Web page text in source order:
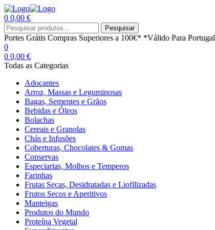
0 0,00 €
Menu
Procurar
por:
Pesquisar
Portes Grátis Compras Superiores a 100€* *Válido Para
0
0 0,00 €
Todas as Categorias
Adoçantes
Arroz, Massas e Leguminosas
Bagas, Sementes e Grãos
Bebidas e Óleos
Bolachas
Cereais e Granolas
Chás e Infusões
Coberturas, Chocolates & Gomas
Conservas
Especiarias, Molhos e Temperos
Farinhas
Frutas Secas, Desidratadas e Liofilizadas
Frutos Secos e Aperitivos
Manteigas
Produtos do Mundo
Proteína Vegetal